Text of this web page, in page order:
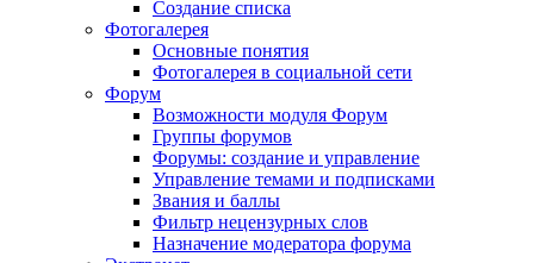
Создание списка
Фотогалерея
Основные понятия
Фотогалерея в социальной сети
Форум
Возможности модуля Форум
Группы форумов
Форумы: создание и управление
Управление темами и подписками
Звания и баллы
Фильтр нецензурных слов
Назначение модератора форума